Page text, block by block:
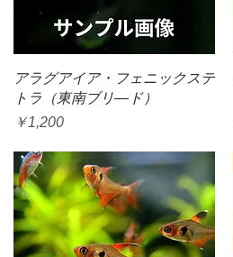
クイックビュー
アラグアイア・フェニックステ
トラ（東南ブリ―ド）
価格
￥1,200